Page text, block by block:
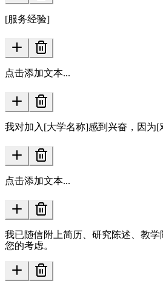
[服务经验]
点击添加文本...
我对加入[大学名称]感到兴奋，因为[
点击添加文本...
我已随信附上简历、研究陈述、教
您的考虑。